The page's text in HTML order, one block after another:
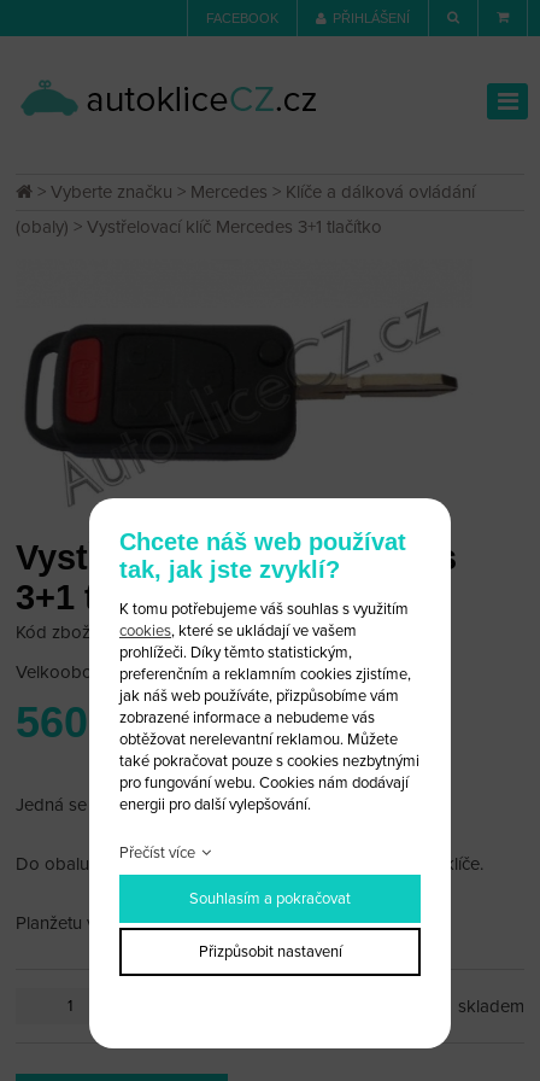
FACEBOOK PŘIHLÁŠENÍ
>Vyberte značku > Mercedes > Klíče a dálková ovládání
(obaly) > Vystřelovací klíč Mercedes 3+1 tlačítko
Vystřelovací klíč Mercedes
3+1 tlačítko
Kód zboží: Mercedes B/18
Velkoobchodní cena:po přihlášení
560 Kč
Jedná se pouze o obal bez elektroniky uvnitř.
Do obalu lze vložit elektroniku z vašeho vymačkaného klíče.
Planžetu vám po dohodě rádi vyfrézujeme.
skladem
Chcete náš web používat
tak, jak jste zvyklí?
K tomu potřebujeme váš souhlas s využitím
cookies, které se ukládají ve vašem
prohlížeči. Díky těmto statistickým,
preferenčním a reklamním cookies zjistíme,
jak náš web používáte, přizpůsobíme vám
zobrazené informace a nebudeme vás
obtěžovat nerelevantní reklamou. Můžete
také pokračovat pouze s cookies nezbytnými
pro fungování webu. Cookies nám dodávají
energii pro další vylepšování.
Přečíst více
Souhlasím a pokračovat
Přizpůsobit nastavení